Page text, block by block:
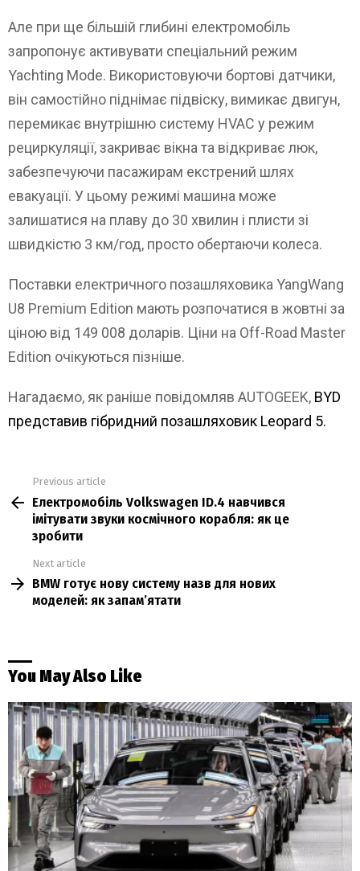
Але при ще більшій глибині електромобіль
запропонує активувати спеціальний режим
Yachting Mode. Використовуючи бортові датчики,
він самостійно піднімає підвіску, вимикає двигун,
перемикає внутрішню систему HVAC у режим
рециркуляції, закриває вікна та відкриває люк,
забезпечуючи пасажирам екстрений шлях
евакуації. У цьому режимі машина може
залишатися на плаву до 30 хвилин і плисти зі
швидкістю 3 км/год, просто обертаючи колеса.
Поставки електричного позашляховика YangWang
U8 Premium Edition мають розпочатися в жовтні за
ціною від 149 008 доларів. Ціни на Off-Road Master
Edition очікуються пізніше.
Нагадаємо, як раніше повідомляв AUTOGEEK, BYD
представив гібридний позашляховик Leopard 5.
more
Previous article
Електромобіль Volkswagen ID.4 навчився
імітувати звуки космічного корабля: як це
зробити
Next article
BMW готує нову систему назв для нових
моделей: як запам’ятати
You May Also Like